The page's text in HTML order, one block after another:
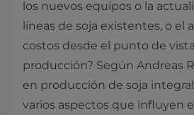
los nuevos equipos o la
líneas de soja existentes, o el
costos desde el punto de
producción? Según Andreas
en producción de soja integral
varios aspectos que influyen